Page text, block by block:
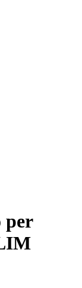
per